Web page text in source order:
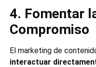
4. Fomentar
Compromiso
El marketing de
interactuar